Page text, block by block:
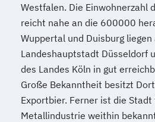
Westfalen. Die Einwohnerzahl
reicht nahe an die 600000
Wuppertal und Duisburg liegen
Landeshauptstadt Düsseldorf
des Landes Köln in gut
Große Bekanntheit besitzt
Exportbier. Ferner ist die Stadt
Metallindustrie weithin